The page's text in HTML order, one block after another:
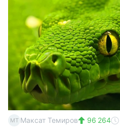
МТ Максат Темиров 96 264